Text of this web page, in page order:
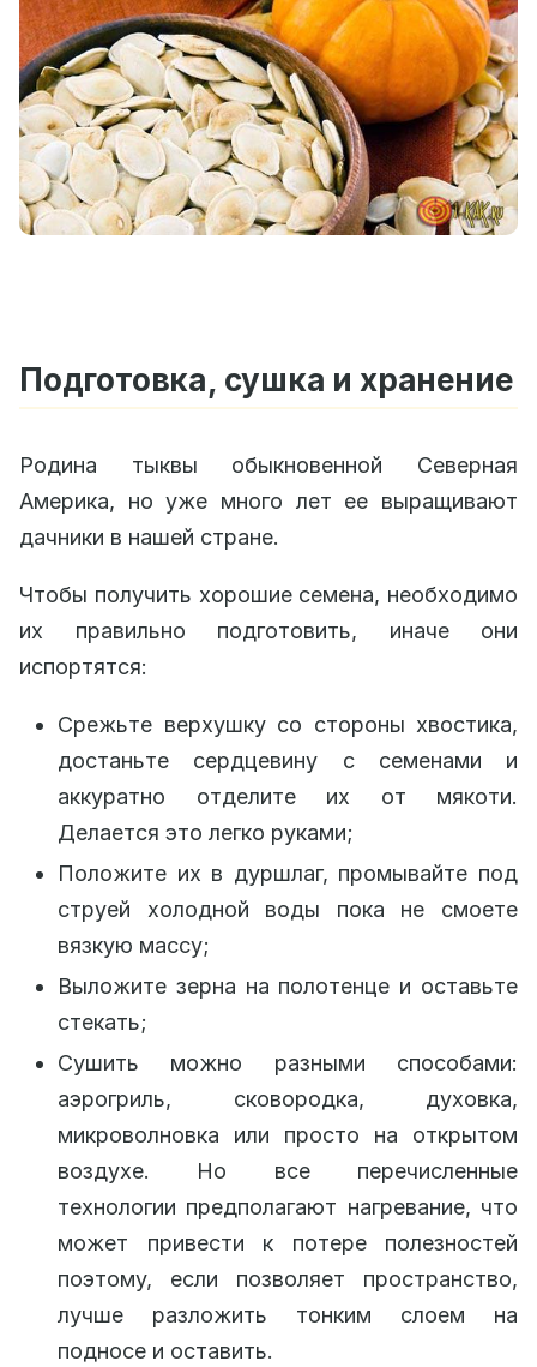
Подготовка, сушка и хранение
Родина тыквы обыкновенной Северная
Америка, но уже много лет ее выращивают
дачники в нашей стране.
Чтобы получить хорошие семена, необходимо
их правильно подготовить, иначе они
испортятся:
Срежьте верхушку со стороны хвостика,
достаньте сердцевину с семенами и
аккуратно отделите их от мякоти.
Делается это легко руками;
Положите их в дуршлаг, промывайте под
струей холодной воды пока не смоете
вязкую массу;
Выложите зерна на полотенце и оставьте
стекать;
Сушить можно разными способами:
аэрогриль, сковородка, духовка,
микроволновка или просто на открытом
воздухе. Но все перечисленные
технологии предполагают нагревание, что
может привести к потере полезностей
поэтому, если позволяет пространство,
лучше разложить тонким слоем на
подносе и оставить.